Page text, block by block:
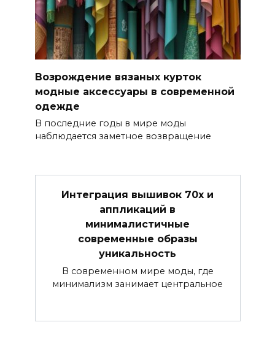
Возрождение вязаных курток
модные аксессуары в современной
одежде
В последние годы в мире моды
наблюдается заметное возвращение
Интеграция вышивок 70х и
аппликаций в
минималистичные
современные образы
уникальность
В современном мире моды, где
минимализм занимает центральное